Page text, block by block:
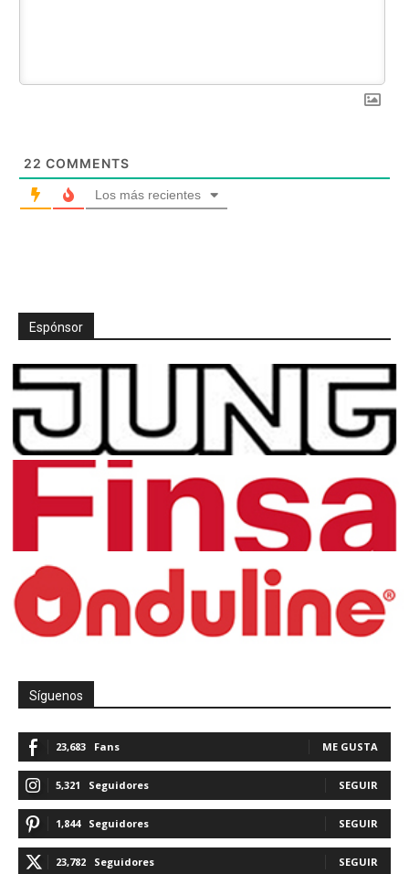
22 COMMENTS
Los más recientes
Espónsor
Síguenos
23,683 Fans ME GUSTA
5,321 Seguidores SEGUIR
1,844 Seguidores SEGUIR
23,782 Seguidores SEGUIR